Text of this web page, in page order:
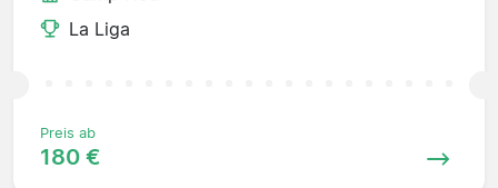
La Liga
Preis ab
180 €